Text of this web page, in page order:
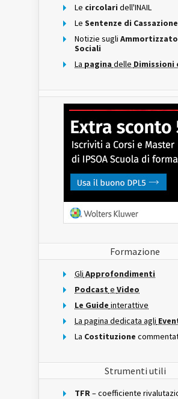
Le circolari dell'INAIL
Le Sentenze di Cassazione
Notizie sugli
Sociali
La pagina delle Dimissioni
Formazione
Gli Approfondimenti
Podcast e Video
Le Guide interattive
La pagina dedicata agli
La Costituzione
Strumenti utili
TFR– coefficiente